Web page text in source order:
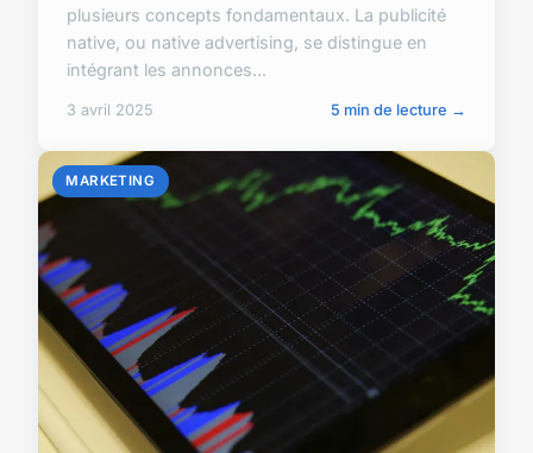
plusieurs concepts fondamentaux. La publicité
native, ou native advertising, se distingue en
intégrant les annonces...
3 avril 2025 5 min de lecture →
MARKETING